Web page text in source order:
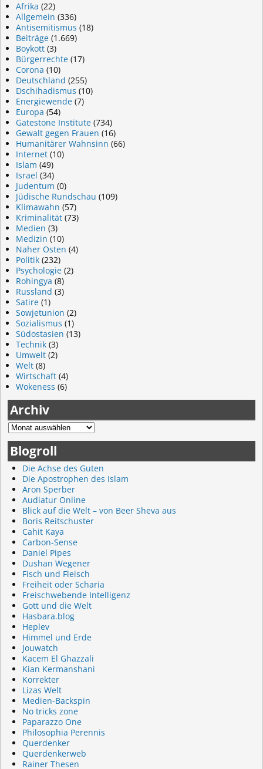
Afrika (22)
Allgemein (336)
Antisemitismus (18)
Beiträge (1.669)
Boykott (3)
Bürgerrechte (17)
Corona (10)
Deutschland (255)
Dschihadismus (10)
Energiewende (7)
Europa (54)
Gatestone Institute (734)
Gewalt gegen Frauen (16)
Humanitärer Wahnsinn (66)
Internet (10)
Islam (49)
Israel (34)
Judentum (0)
Jüdische Rundschau (109)
Klimawahn (57)
Kriminalität (73)
Medien (3)
Medizin (10)
Naher Osten (4)
Politik (232)
Psychologie (2)
Rohingya (8)
Russland (3)
Satire (1)
Sowjetunion (2)
Sozialismus (1)
Südostasien (13)
Technik (3)
Umwelt (2)
Welt (8)
Wirtschaft (4)
Wokeness (6)
Archiv
Blogroll
Die Achse des Guten
Die Apostrophen des Islam
Aron Sperber
Audiatur Online
Blick auf die Welt – von Beer Sheva aus
Boris Reitschuster
Cahit Kaya
Carbon-Sense
Daniel Pipes
Dushan Wegener
Fisch und Fleisch
Freiheit oder Scharia
Freischwebende Intelligenz
Gott und die Welt
Hasbara.blog
Heplev
Himmel und Erde
Jouwatch
Kacem El Ghazzali
Kian Kermanshani
Korrekter
Lizas Welt
Medien-Backspin
No tricks zone
Paparazzo One
Philosophia Perennis
Querdenker
Querdenkerweb
Rainer Thesen